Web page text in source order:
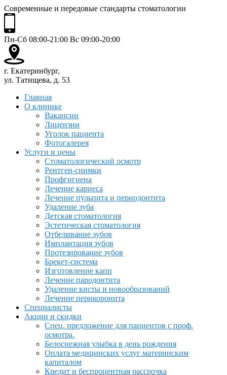
Современные и передовые стандарты стоматологии
Пн-Сб 08:00-21:00 Вс 09:00-20:00
г. Екатеринбург,
ул. Татищева, д. 53
Главная
О клинике
Вакансии
Лицензии
Уголок пациента
Фотогалерея
Услуги и цены
Стоматологический осмотр
Рентген-снимки
Профгигиена
Лечение кариеса
Лечение пульпита и периодонтита
Удаление зуба
Детская стоматология
Эстетическая стоматология
Отбеливание зубов
Имплантация зубов
Протезирование зубов
Брекет-система
Изготовление капп
Лечение пародонтита
Удаление кисты и новообразований
Лечение перикоронита
Специалисты
Акции и скидки
Спец. предложение для пациентов с проф.
осмотра.
Белоснежная улыбка в день рождения
Оплата медицинских услуг материнским
капиталом
Кредит и беспроцентная рассрочка